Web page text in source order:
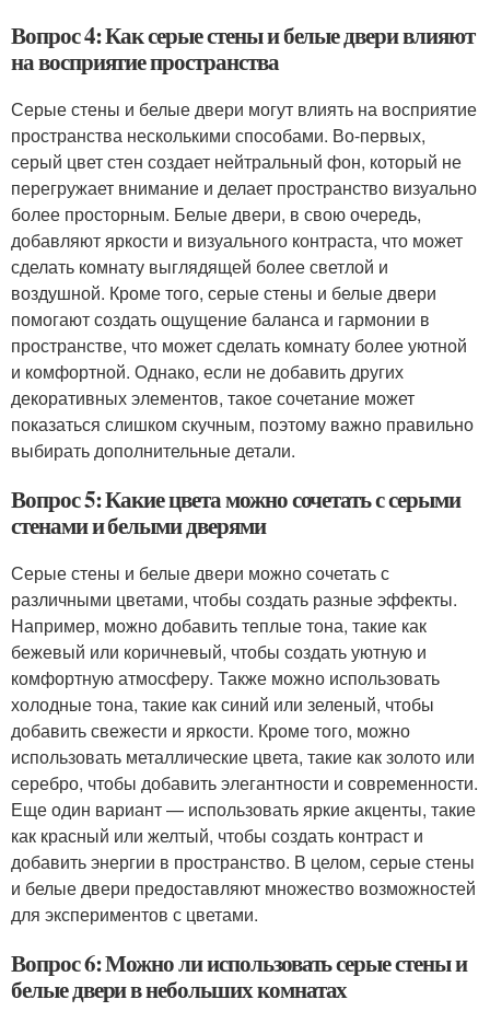
Вопрос 4: Как серые стены и белые двери влияют
на восприятие пространства
Серые стены и белые двери могут влиять на восприятие
пространства несколькими способами. Во-первых,
серый цвет стен создает нейтральный фон, который не
перегружает внимание и делает пространство визуально
более просторным. Белые двери, в свою очередь,
добавляют яркости и визуального контраста, что может
сделать комнату выглядящей более светлой и
воздушной. Кроме того, серые стены и белые двери
помогают создать ощущение баланса и гармонии в
пространстве, что может сделать комнату более уютной
и комфортной. Однако, если не добавить других
декоративных элементов, такое сочетание может
показаться слишком скучным, поэтому важно правильно
выбирать дополнительные детали.
Вопрос 5: Какие цвета можно сочетать с серыми
стенами и белыми дверями
Серые стены и белые двери можно сочетать с
различными цветами, чтобы создать разные эффекты.
Например, можно добавить теплые тона, такие как
бежевый или коричневый, чтобы создать уютную и
комфортную атмосферу. Также можно использовать
холодные тона, такие как синий или зеленый, чтобы
добавить свежести и яркости. Кроме того, можно
использовать металлические цвета, такие как золото или
серебро, чтобы добавить элегантности и современности.
Еще один вариант — использовать яркие акценты, такие
как красный или желтый, чтобы создать контраст и
добавить энергии в пространство. В целом, серые стены
и белые двери предоставляют множество возможностей
для экспериментов с цветами.
Вопрос 6: Можно ли использовать серые стены и
белые двери в небольших комнатах